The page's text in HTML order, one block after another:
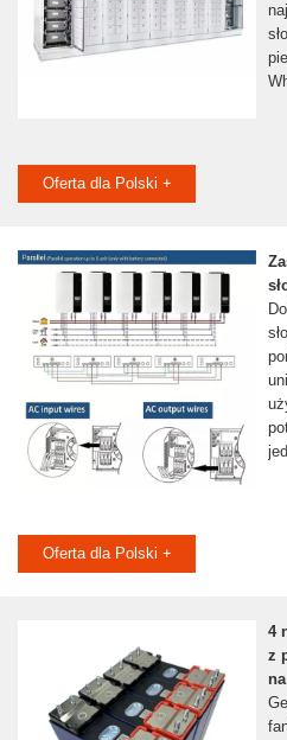
Oferta dla Polski +
Oferta dla Polski +
4
z
na